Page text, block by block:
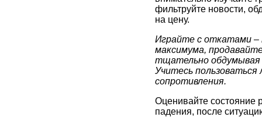
фильтруйте новости,
на цену.
Играйте с откатами –
максимума,
тщательно обдумывая
Учитесь пользоваться
сопротивления.
Оценивайте состояние
падения, после